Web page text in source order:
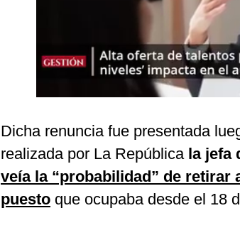
Dicha renuncia fue presentada
realizada por La República la jefa
veía la “probabilidad” de retirar
puesto que ocupaba desde el 18